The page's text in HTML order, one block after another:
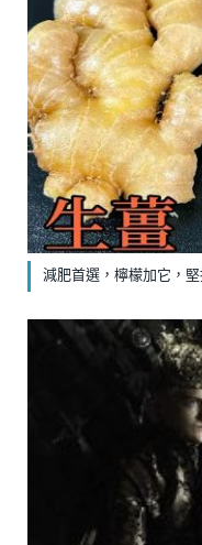
減肥首選，檸檬加它，